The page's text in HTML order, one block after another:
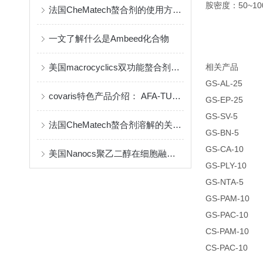
法国CheMatech螯合剂的使用方法很简单
一文了解什么是Ambeed化合物
美国macrocyclics双功能螯合剂的包装、贮存和使用事项
covaris特色产品介绍： AFA-TUBE ®超声管
法国CheMatech螯合剂溶解的关键注意事项
美国Nanocs聚乙二醇在细胞融合中的优点
胺密度：
相关产品
GS-AL-25
GS-EP-25
GS-SV-5
GS-BN-5
GS-CA-10
GS-PLY-10
GS-NTA-5
GS-PAM-10
GS-PAC-10
CS-PAM-10
CS-PAC-10